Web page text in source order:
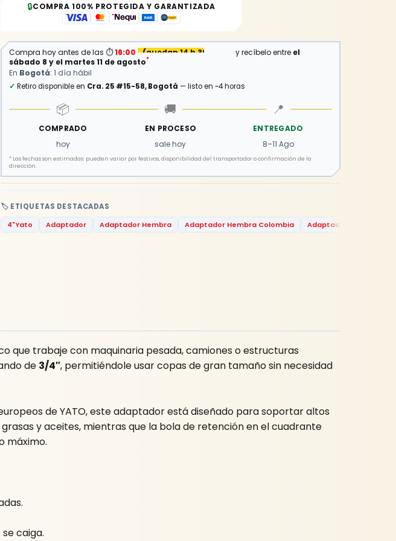
🏷️ ETIQUETAS DESTACADAS
4"Yato
Adaptador Adaptador Hembra Adaptador Hembra Colombia Adaptador Hembra
🔒COMPRA 100% PROTEGIDA Y GARANTIZADA
Compra hoy antes de las ⏱16:00 (quedan 14 h 39 min y recíbelo entre el
sábado 8 y el martes 11 de agosto*
En Bogotá: 1 día hábil
✓ Retiro disponible en Cra. 25 #15-58, Bogotá — listo en ~4 horas
📦
COMPRADO
hoy
🚚
EN PROCESO
sale hoy
📍
ENTREGADO
8–11 Ago
* Las fechas son estimadas: pueden variar por festivos, disponibilidad del transportador o confirmación de la
dirección.
que trabaje con maquinaria pesada, camiones o estructuras
de 3/4″, permitiéndole usar copas de gran tamaño sin necesidad
de YATO, este adaptador está diseñado para soportar altos
y aceites, mientras que la bola de retención en el cuadrante
máximo.
caiga.